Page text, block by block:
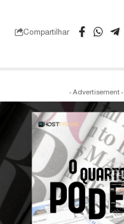
Compartilhar
- Advertisement -